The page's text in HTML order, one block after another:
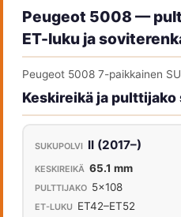
Peugeot 5008 —
ET-luku ja
Peugeot 5008 7-paikkainen
Keskireikä ja
II (2017–)
65.1 mm
5x108
ET42–ET52